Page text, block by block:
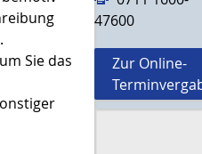
Sie das
47600
Zur Online-